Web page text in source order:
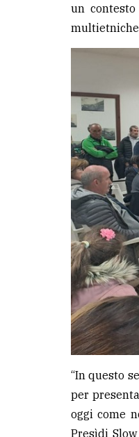
un
multietniche
“In questo
per
oggi come
Presìdi